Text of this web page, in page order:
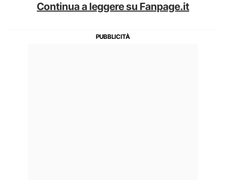
Continua a leggere su Fanpage.it